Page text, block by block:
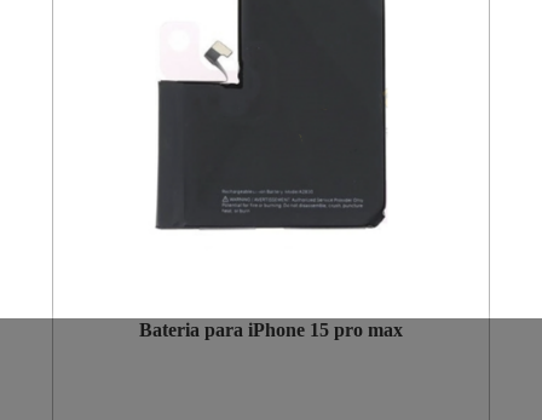
Bateria para iPhone 15 pro max